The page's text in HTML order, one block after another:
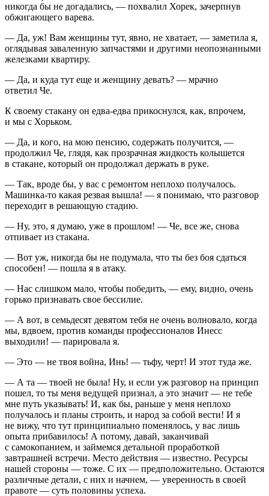
никогда бы не догадались, — похвалил Хорек, зачерпнув
обжигающего варева.
— Да, уж! Вам женщины тут, явно, не хватает, — заметила я,
оглядывая заваленную запчастями и другими неопознанными
железками квартиру.
— Да, и куда тут еще и женщину девать? — мрачно
ответил Че.
К своему стакану он едва-едва прикоснулся, как, впрочем,
и мы с Хорьком.
— Да, и кого, на мою пенсию, содержать получится, —
продолжил Че, глядя, как прозрачная жидкость колышется
в стакане, который он продолжал держать в руке.
— Так, вроде бы, у вас с ремонтом неплохо получалось.
Машинка-то какая резвая вышла! — я понимаю, что разговор
переходит в решающую стадию.
— Ну, это, я думаю, уже в прошлом! — Че, все же, снова
отпивает из стакана.
— Вот уж, никогда бы не подумала, что ты без боя сдаться
способен! — пошла я в атаку.
— Нас слишком мало, чтобы победить, — ему, видно, очень
горько признавать свое бессилие.
— А вот, в семьдесят девятом тебя не очень волновало, когда
мы, вдвоем, против команды профессионалов Инесс
выходили! — парировала я.
— Это — не твоя война, Инь! — тьфу, черт! И этот туда же.
— А та — твоей не была! Ну, и если уж разговор на принцип
пошел, то ты меня ведущей признал, а это значит — не тебе
мне путь указывать! И, как бы, раньше у меня неплохо
получалось и планы строить, и народ за собой вести! И я
не вижу, что тут принципиально поменялось, у вас лишь
опыта прибавилось! А потому, давай, заканчивай
с самокопанием, и займемся детальной проработкой
завтрашней встречи. Место действия — известно. Ресурсы
нашей стороны — тоже. С их — предположительно. Остаются
различные детали, с них и начнем, — уверенность в своей
правоте — суть половины успеха.